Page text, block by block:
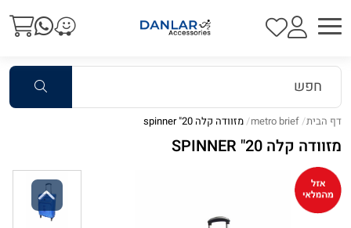
דף הבית metro brief מזוודה קלה 20" spinner
מזוודה קלה 20" SPINNER
Previous